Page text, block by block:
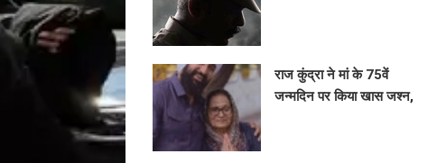
राज कुंद्रा ने मां के 75वें
जन्मदिन पर किया खास जश्न,